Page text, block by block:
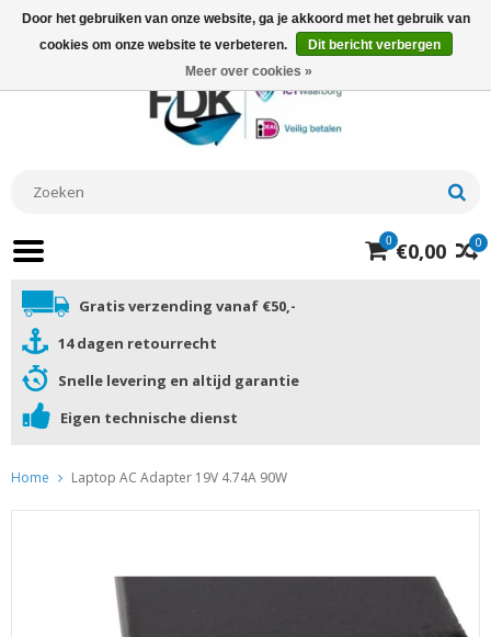
0
0 €0,00
Gratis verzending vanaf €50,-
14 dagen retourrecht
Snelle levering en altijd garantie
Eigen technische dienst
Home Laptop AC Adapter 19V 4.74A 90W
Door het gebruiken van onze website, ga je akkoord met het gebruik van
cookies om onze website te verbeteren.
Dit bericht verbergen
Meer over cookies »